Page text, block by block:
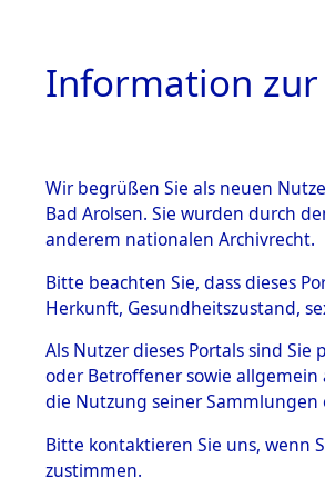
BESTÄNDE
Inhaftierungsdoku
mente
5. Verschiedenes
Todesmärsche
5.3.1 Alliierte
Information zur
Wir begrüßen Sie als neuen
Bad Arolsen. Sie wurden durch
anderem nationalen Archivrecht.
Bitte beachten Sie, dass dieses
Herkunft, Gesundheitszustand,
Als Nutzer dieses Portals sind
oder Betroffener sowie
die Nutzung seiner
Bitte kontaktieren Sie uns, wenn
zustimmen.